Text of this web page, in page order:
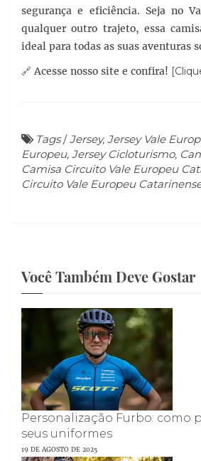
segurança e eficiência. Seja no
qualquer outro trajeto, essa
ideal para todas as suas aventuras
🔗 Acesse nosso site e confira!
Tags/Jersey, Jersey Vale
Europeu, Jersey Cicloturismo,
Camisa Circuito Vale Europeu
Circuito Vale Europeu
Você Também Deve Gostar
Personalização Furbo: como
seus uniformes
19 DE AGOSTO DE 2025